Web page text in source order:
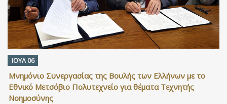
ΙΟΥΛ 06
Μνημόνιο Συνεργασίας της Βουλής των Ελλήνων με το
Εθνικό Μετσόβιο Πολυτεχνείο για θέματα Τεχνητής
Νοημοσύνης